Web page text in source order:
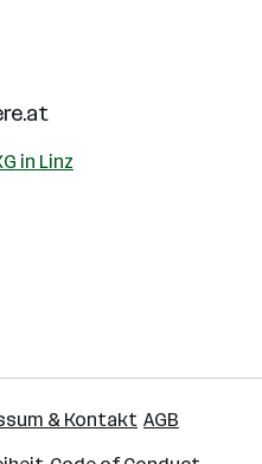
in Linz
& Kontakt AGB